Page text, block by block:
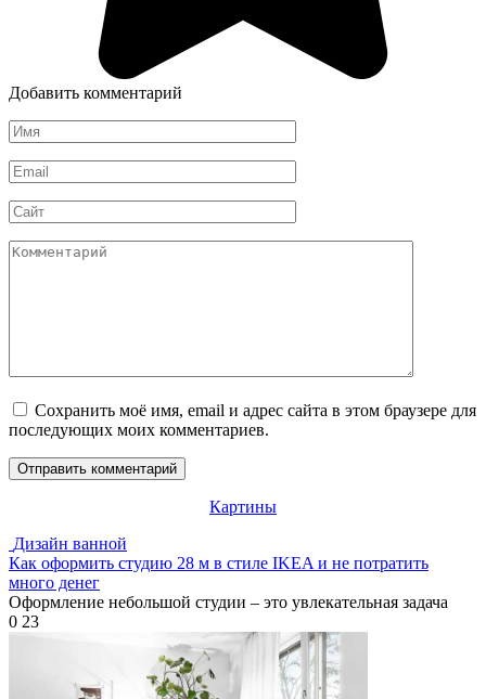
Добавить комментарий
Имя
*
Email
*
Сайт
Комментарий
Сохранить моё имя, email и адрес сайта в этом браузере для
последующих моих комментариев.
Картины
Дизайн ванной
Как оформить студию 28 м в стиле IKEA и не потратить
много денег
Оформление небольшой студии – это увлекательная задача
0 23